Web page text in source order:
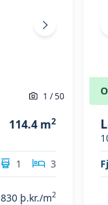
Næsta mynd
1 /50
114.4m2
1 3
830þ.kr./m2